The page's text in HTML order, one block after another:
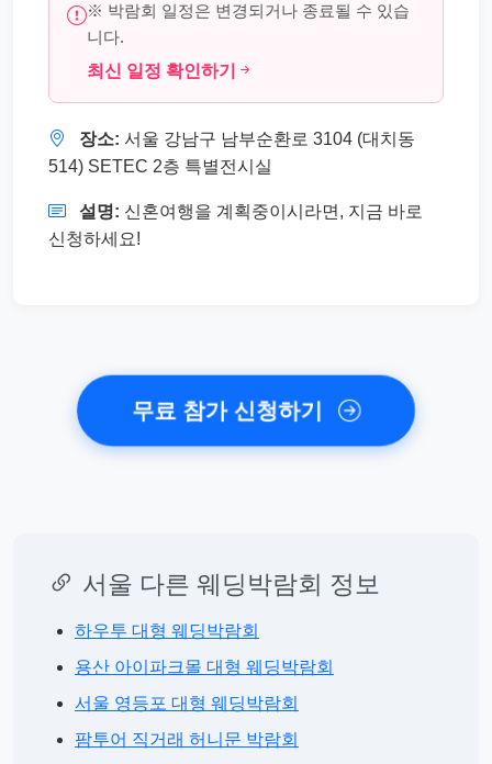
※ 박람회 일정은 변경되거나 종료될 수 있습
니다.
최신 일정 확인하기
장소: 서울 강남구 남부순환로 3104 (대치동
514) SETEC 2층 특별전시실
설명: 신혼여행을 계획중이시라면, 지금 바로
신청하세요!
무료 참가 신청하기
서울 다른 웨딩박람회 정보
하우투 대형 웨딩박람회
용산 아이파크몰 대형 웨딩박람회
서울 영등포 대형 웨딩박람회
팜투어 직거래 허니문 박람회